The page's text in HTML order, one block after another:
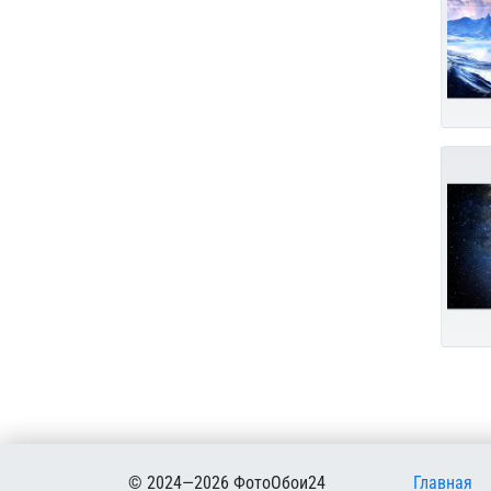
© 2024—2026 ФотоОбои24 Главная